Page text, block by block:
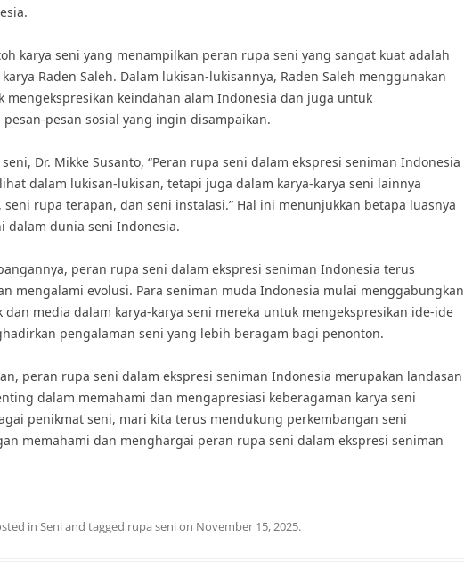
karya seni yang menampilkan peran rupa seni yang sangat kuat adalah
Raden Saleh. Dalam lukisan-lukisannya, Raden Saleh menggunakan
mengekspresikan keindahan alam Indonesia dan juga untuk
pesan-pesan sosial yang ingin disampaikan.
Dr. Mikke Susanto, “Peran rupa seni dalam ekspresi seniman Indonesia
dalam lukisan-lukisan, tetapi juga dalam karya-karya seni lainnya
rupa terapan, dan seni instalasi.” Hal ini menunjukkan betapa luasnya
dalam dunia seni Indonesia.
peran rupa seni dalam ekspresi seniman Indonesia terus
mengalami evolusi. Para seniman muda Indonesia mulai menggabungkan
dan media dalam karya-karya seni mereka untuk mengekspresikan ide-ide
pengalaman seni yang lebih beragam bagi penonton.
peran rupa seni dalam ekspresi seniman Indonesia merupakan landasan
dalam memahami dan mengapresiasi keberagaman karya seni
penikmat seni, mari kita terus mendukung perkembangan seni
memahami dan menghargai peran rupa seni dalam ekspresi seniman
in Seniand tagged rupa senion November 15, 2025.